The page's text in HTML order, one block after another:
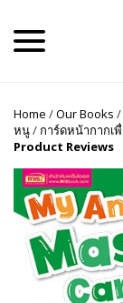
Home /Our Books /
หนู/ การ์ดหน้ากากเ
Product Reviews